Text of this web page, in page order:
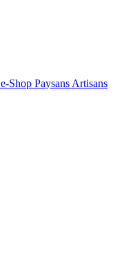
e-Shop Paysans Artisans